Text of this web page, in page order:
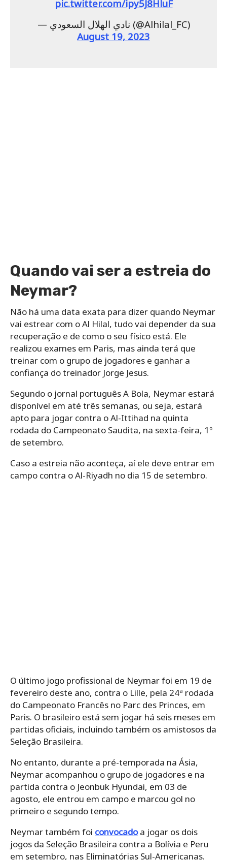
pic.twitter.com/ipy5J8HluF
— نادي الهلال السعودي (@Alhilal_FC)
August 19, 2023
Quando vai ser a estreia do
Neymar?
Não há uma data exata para dizer quando Neymar
vai estrear com o Al Hilal, tudo vai depender da sua
recuperação e de como o seu físico está. Ele
realizou exames em Paris, mas ainda terá que
treinar com o grupo de jogadores e ganhar a
confiança do treinador Jorge Jesus.
Segundo o jornal português A Bola, Neymar estará
disponível em até três semanas, ou seja, estará
apto para jogar contra o Al-Ittihad na quinta
rodada do Campeonato Saudita, na sexta-feira, 1º
de setembro.
Caso a estreia não aconteça, aí ele deve entrar em
campo contra o Al-Riyadh no dia 15 de setembro.
O último jogo profissional de Neymar foi em 19 de
fevereiro deste ano, contra o Lille, pela 24ª rodada
do Campeonato Francês no Parc des Princes, em
Paris. O brasileiro está sem jogar há seis meses em
partidas oficiais, incluindo também os amistosos da
Seleção Brasileira.
No entanto, durante a pré-temporada na Ásia,
Neymar acompanhou o grupo de jogadores e na
partida contra o Jeonbuk Hyundai, em 03 de
agosto, ele entrou em campo e marcou gol no
primeiro e segundo tempo.
Neymar também foi convocadoa jogar os dois
jogos da Seleção Brasileira contra a Bolívia e Peru
em setembro, nas Eliminatórias Sul-Americanas.